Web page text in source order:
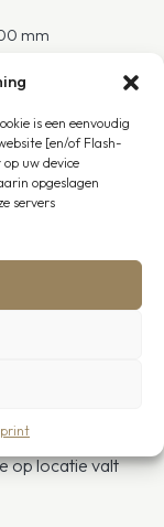
is een eenvoudig
[en/of Flash-
uw device
opgeslagen
servers
mm
gegalvaniseerd,
wens
luxere uitstraling
van uw
u verder te
door heel
die vanuit
op locatie valt